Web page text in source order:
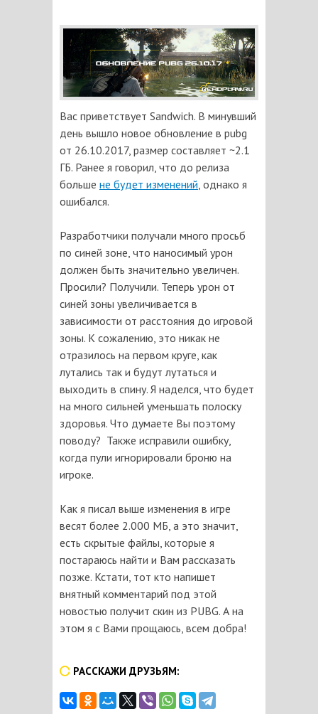
Вас приветствует Sandwich. В минувший
день вышло новое обновление в pubg
от 26.10.2017, размер составляет ~2.1
ГБ. Ранее я говорил, что до релиза
больше не будет изменений , однако я
ошибался.
Разработчики получали много просьб
по синей зоне, что наносимый урон
должен быть значительно увеличен.
Просили? Получили. Теперь урон от
синей зоны увеличивается в
зависимости от расстояния до игровой
зоны. К сожалению, это никак не
отразилось на первом круге, как
лутались так и будут лутаться и
выходить в спину. Я наделся, что будет
на много сильней уменьшать полоску
здоровья. Что думаете Вы поэтому
поводу? Также исправили ошибку,
когда пули игнорировали броню на
игроке.
Как я писал выше изменения в игре
весят более 2.000 МБ, а это значит,
есть скрытые файлы, которые я
постараюсь найти и Вам рассказать
позже. Кстати, тот кто напишет
внятный комментарий под этой
новостью получит скин из PUBG. А на
этом я с Вами прощаюсь, всем добра!
РАССКАЖИ ДРУЗЬЯМ: